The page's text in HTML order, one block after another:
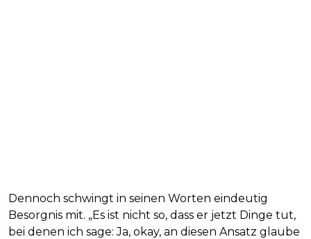
Dennoch schwingt in seinen Worten eindeutig
Besorgnis mit. „Es ist nicht so, dass er jetzt Dinge tut,
bei denen ich sage: Ja, okay, an diesen Ansatz glaube